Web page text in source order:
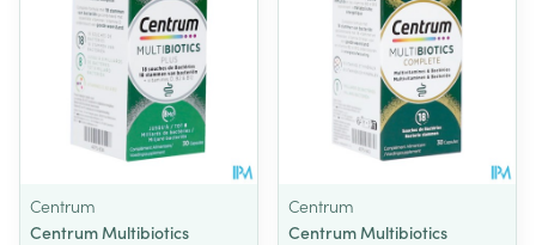
Centrum
Centrum Multibiotics
Centrum
Centrum Multibiotics